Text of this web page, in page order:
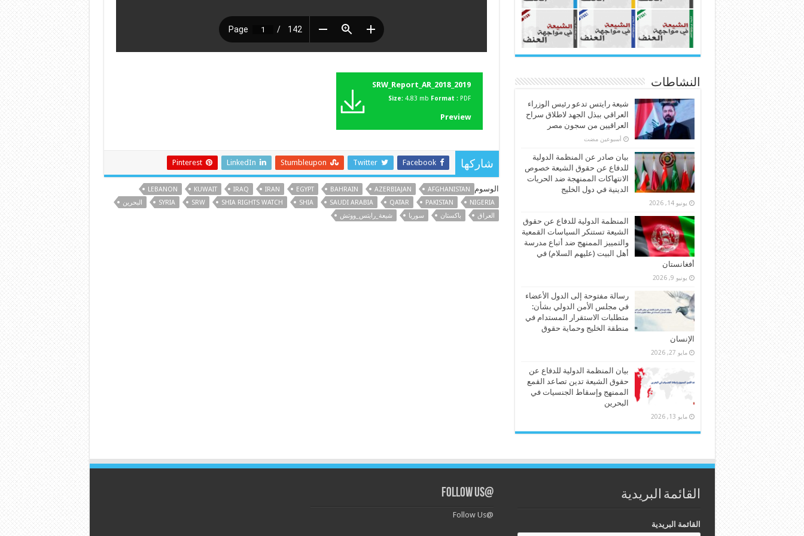
SRW_Report_AR_2018_2019
Size: 4.83 mb Format : PDF
Preview
شاركها Facebook
Twitter
Stumbleupon
LinkedIn
Pinterest
الوسوم AFGHANISTAN
AZERBIAJAN
BAHRAIN
EGYPT
IRAN
IRAQ
KUWAIT
LEBANON
NIGERIA
PAKISTAN
QATAR
SAUDI ARABIA
SHIA
SHIA RIGHTS WATCH
SRW
SYRIA
البحرين
العراق
باكستان سوريا شيعة_رايتس_ووتش
النشاطات
شيعة رايتس تدعو رئيس الوزراء
العراقي ببذل الجهد لاطلاق سراح
العراقيين من سجون مصر
‏أسبوعين مضت
بيان صادر عن المنظمة الدولية
للدفاع عن حقوق الشيعة خصوص
الانتهاكات الممنهجة ضد الحريات
الدينية في دول الخليج
يونيو 14, 2026
المنظمة الدولية للدفاع عن حقوق
الشيعة تستنكر السياسات القمعية
والتمييز الممنهج ضد أتباع مدرسة
أهل البيت (عليهم السلام) في
أفغانستان
يونيو 9, 2026
رسالة مفتوحة إلى الدول الأعضاء
في مجلس الأمن الدولي بشأن:
متطلبات الاستقرار المستدام في
منطقة الخليج وحماية حقوق
الإنسان
مايو 27, 2026
بيان المنظمة الدولية للدفاع عن
حقوق الشيعة تدين تصاعد القمع
الممنهج وإسقاط الجنسيات في
البحرين
مايو 13, 2026
القائمة البريدية
القائمة البريدية
@Follow Us
@Follow Us